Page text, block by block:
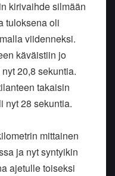
kirivaihde silmään
tuloksena oli
viidenneksi.
käväistiin jo
20,8 sekuntia.
takaisin
nyt 28 sekuntia.
mittainen
ja nyt syntyikin
ajetulle toiseksi